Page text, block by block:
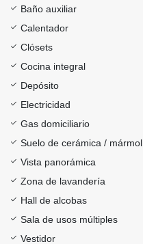
Baño auxiliar
Calentador
Clósets
Cocina integral
Depósito
Electricidad
Gas domiciliario
Suelo de cerámica / mármol
Vista panorámica
Zona de lavandería
Hall de alcobas
Sala de usos múltiples
Vestidor